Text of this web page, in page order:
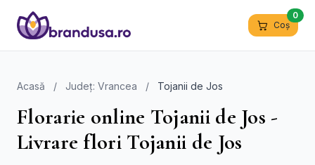
Coș
0
Acasă / Județ: Vrancea / Tojanii de Jos
Florarie online Tojanii de Jos -
Livrare flori Tojanii de Jos